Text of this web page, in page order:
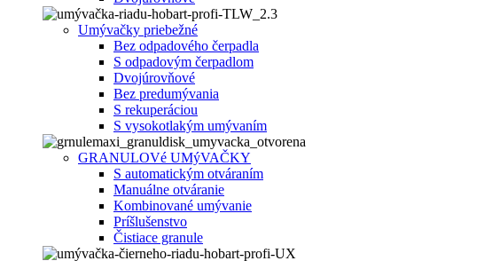
Umývačky priebežné
Bez odpadového čerpadla
S odpadovým čerpadlom
Dvojúrovňové
Bez predumývania
S rekuperáciou
S vysokotlakým umývaním
GRANULOVé UMýVAČKY
S automatickým otváraním
Manuálne otváranie
Kombinované umývanie
Príšlušenstvo
Čistiace granule